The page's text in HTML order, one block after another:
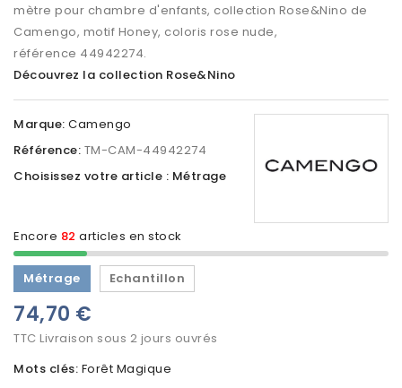
mètre pour chambre d'enfants, collection Rose&Nino de
Camengo, motif Honey, coloris rose nude,
référence 44942274.
Découvrez la collection Rose&Nino
Marque: Camengo
Référence: TM-CAM-44942274
Encore 82 articles en stock
Choisissez votre article : Métrage
Métrage Echantillon
74,70 €
TTC Livraison sous 2 jours ouvrés
Mots clés: Forêt Magique